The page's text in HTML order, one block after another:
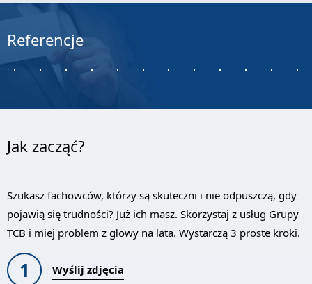
Referencje
Jak zacząć?
Szukasz fachowców, którzy są skuteczni i nie odpuszczą, gdy
pojawią się trudności? Już ich masz. Skorzystaj z usług Grupy
TCB i miej problem z głowy na lata. Wystarczą 3 proste kroki.
1 Wyślij zdjęcia